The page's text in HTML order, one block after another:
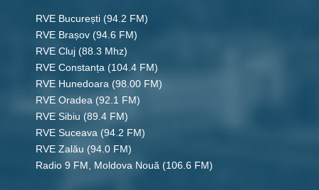
RVE București (94.2 FM)
RVE Brașov (94.6 FM)
RVE Cluj (88.3 Mhz)
RVE Constanța (104.4 FM)
RVE Hunedoara (98.00 FM)
RVE Oradea (92.1 FM)
RVE Sibiu (89.4 FM)
RVE Suceava (94.2 FM)
RVE Zalău (94.0 FM)
Radio 9 FM, Moldova Nouă (106.6 FM)